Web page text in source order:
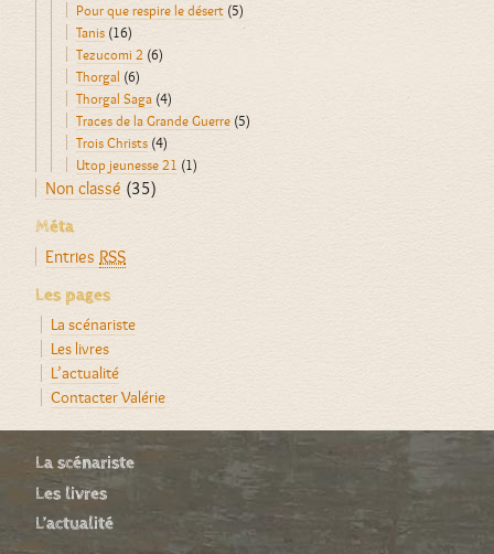
Pour que respire le désert (5)
Tanis (16)
Tezucomi 2 (6)
Thorgal (6)
Thorgal Saga (4)
Traces de la Grande Guerre (5)
Trois Christs (4)
Utop jeunesse 21 (1)
Non classé (35)
Méta
Entries RSS
Les pages
La scénariste
Les livres
L’actualité
Contacter Valérie
La scénariste
Les livres
L’actualité